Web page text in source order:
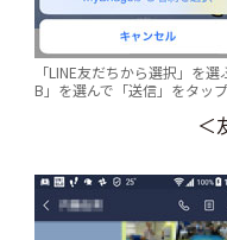
「LINE友だちから選択」を
B」を選んで「送信」をタップ
＜